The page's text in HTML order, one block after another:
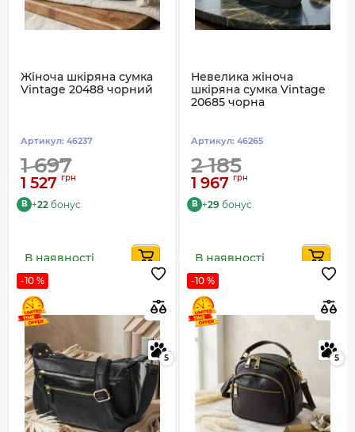
Жіноча шкіряна сумка
Vintage 20488 чорний
Артикул: 46237
1 697
1 527 грн
B +22 бонус
В наявності
Невелика жіноча
шкіряна сумка Vintage
20685 чорна
Артикул: 46265
2 185
1 967 грн
B +29 бонус
В наявності
-10 %
5
-10 %
5